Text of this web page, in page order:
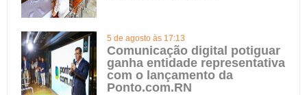
5 de agosto às 17:13
Comunicação digital potiguar
ganha entidade representativa
com o lançamento da
Ponto.com.RN